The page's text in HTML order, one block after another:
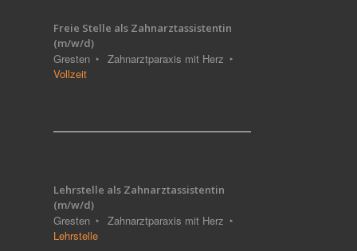
Freie Stelle als Zahnarztassistentin
(m/w/d)
Gresten
Zahnarztparaxis mit Herz
Vollzeit
Lehrstelle als Zahnarztassistentin
(m/w/d)
Gresten
Zahnarztparaxis mit Herz
Lehrstelle